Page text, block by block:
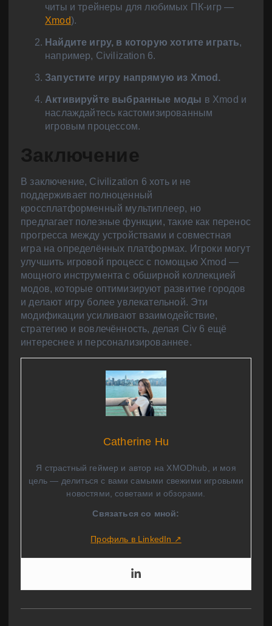
читы и трейнеры для любимых ПК-игр —
Xmod).
Найдите игру, в которую хотите играть,
например, Civilization 6.
Запустите игру напрямую из Xmod.
Активируйте выбранные моды в Xmod и
наслаждайтесь кастомизированным
игровым процессом.
Заключение
В заключение, Civilization 6 хоть и не
поддерживает полноценный
кроссплатформенный мультиплеер, но
предлагает полезные функции, такие как перенос
прогресса между устройствами и совместная
игра на определённых платформах. Игроки могут
улучшить игровой процесс с помощью Xmod —
мощного инструмента с обширной коллекцией
модов, которые оптимизируют развитие городов
и делают игру более увлекательной. Эти
модификации усиливают взаимодействие,
стратегию и вовлечённость, делая Civ 6 ещё
интереснее и персонализированнее.
Catherine Hu
Я страстный геймер и автор на XMODhub, и моя
цель — делиться с вами самыми свежими игровыми
новостями, советами и обзорами.
Связаться со мной:
Профиль в LinkedIn ↗